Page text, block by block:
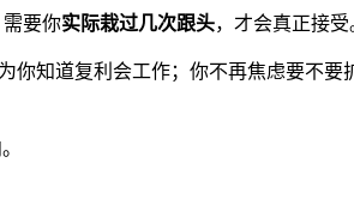
要你实际栽过几次跟头，才会真正接受
知道复利会工作；你不再焦虑要不